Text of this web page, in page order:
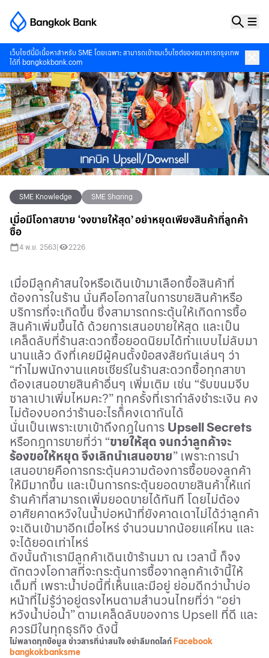
เว็บไซต์นี้มีเนื้อหาสำหรับ SME โดยเฉพาะ สามารถเข้าชมเว็บไซต์ของธนาคารกรุงเทพ
ได้ที่ bangkokbank.com
SME Knowledge SME Sharing
เมื่อมีโอกาสขาย ‘จงขายให้สุด’ อย่าหยุดเพียงสินค้าที่ลูกค้า
ซื้อ
4 พ.ย. 2563 2226
เมื่อมีลูกค้าสนใจหรือเดินเข้ามาเลือกซื้อสินค้าที่
ต้องการในร้าน นั่นคือโอกาสในการขายสินค้าหรือ
บริการที่จะเกิดขึ้น ซึ่งสามารถกระตุ้นให้เกิดการซื้อ
สินค้าเพิ่มขึ้นได้ ด้วยการเสนอขายให้สุด และเป็น
เคล็ดลับที่ร้านสะดวกซื้อยอดนิยมได้ทำแบบไม่ลับมา
นานแล้ว ดังที่เคยมีผู้คนตั้งข้อสงสัยกันเล่นๆ ว่า
“ทำไมพนักงานแคชเชียร์ในร้านสะดวกซื้อทุกสาขา
ต้องเสนอขายสินค้าอื่นๆ เพิ่มเติม เช่น “รับขนมจีบ
ซาลาเปาเพิ่มไหมคะ?”ทุกครั้งที่เรากำลังชำระเงิน คง
ไม่ต้องบอกว่าร้านอะไรก็คงเดากันได้
นั่นเป็นเพราะเขาเข้าถึงกฎในการ Upsell Secrets
หรือกฎการขายที่ว่า “ขายให้สุด จนกว่าลูกค้าจะ
ร้องขอให้หยุด จึงเลิกนำเสนอขาย” เพราะการนำ
เสนอขายคือการกระตุ้นความต้องการซื้อของลูกค้า
ให้มีมากขึ้น และเป็นการกระตุ้นยอดขายสินค้าให้แก่
ร้านค้าที่สามารถเพิ่มยอดขายได้ทันที โดยไม่ต้อง
อาศัยคาดหวังในน้ำบ่อหน้าที่ยังคาดเดาไม่ได้ว่าลูกค้า
จะเดินเข้ามาอีกเมื่อไหร่ จำนวนมากน้อยแค่ไหน และ
จะได้ยอดเท่าไหร่
ดังนั้นถ้าเรามีลูกค้าเดินเข้าร้านมา ณ เวลานี้ ก็จง
ตักตวงโอกาสที่จะกระตุ้นการซื้อจากลูกค้าเจ้านี้ให้
เต็มที่ เพราะน้ำบ่อนี้ที่เห็นและมีอยู่ ย่อมดีกว่าน้ำบ่อ
หน้าที่ไม่รู้ว่าอยู่ตรงไหนตามสำนวนไทยที่ว่า “อย่า
หวังน้ำบ่อน้ำ” ตามเคล็ดลับของการ Upsell ที่ดี และ
ควรมีในทุกธุรกิจ ดังนี้
ไม่พลาดทุกข้อมูล ข่าวสารที่น่าสนใจ อย่าลืมกดไลก์ Facebook
bangkokbanksme